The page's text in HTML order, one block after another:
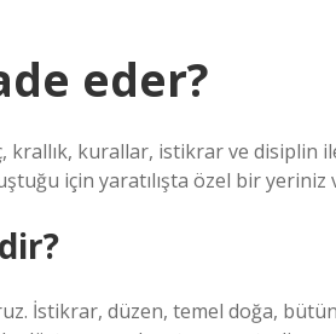
eder?
kurallar, istikrar ve disiplin
için yaratılışta özel bir yeriniz
İstikrar, düzen, temel doğa,